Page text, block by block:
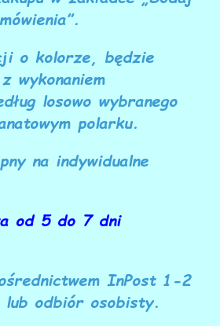
”.
o kolorze, będzie
wykonaniem
losowo wybranego
polarku.
na indywidualne
od 5 do 7 dni
InPost 1-2
lub odbiór osobisty.